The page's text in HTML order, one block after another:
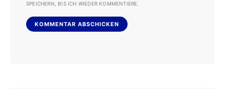
SPEICHERN, BIS ICH WIEDER KOMMENTIERE.